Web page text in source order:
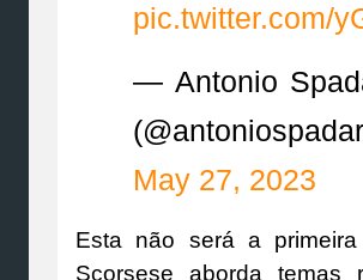
pic.twitter.com/
— Antonio
May 27, 2023
Esta não será a
Scorsese aborda temas